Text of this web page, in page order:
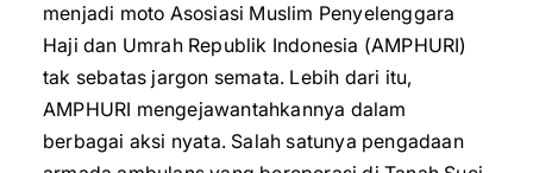
menjadi moto Asosiasi Muslim Penyelenggara
Haji dan Umrah Republik Indonesia (AMPHURI)
tak sebatas jargon semata. Lebih dari itu,
AMPHURI mengejawantahkannya dalam
berbagai aksi nyata. Salah satunya pengadaan